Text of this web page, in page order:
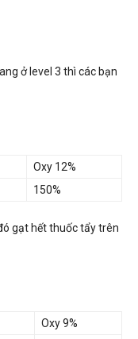
ở level 3 thì các bạn
Oxy 12%
150%
gạt hết thuốc tẩy trên
Oxy 9%